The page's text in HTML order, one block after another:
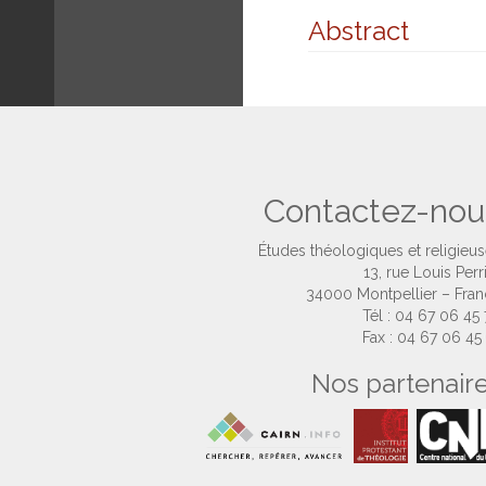
Abstract
Contactez-
Études théologiques et
13, rue Louis
34000 Montpellier –
Tél : 04 67 06 45
Fax : 04 67 06 45
Nos